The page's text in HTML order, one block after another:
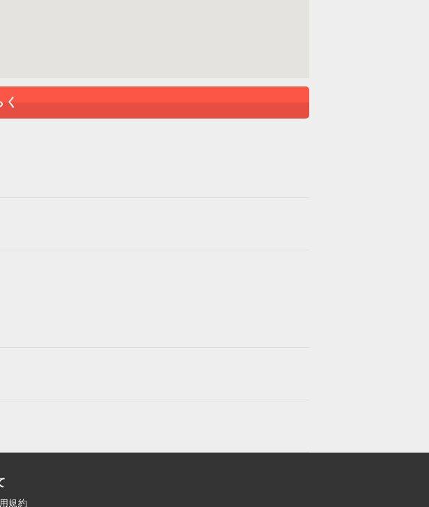
規約